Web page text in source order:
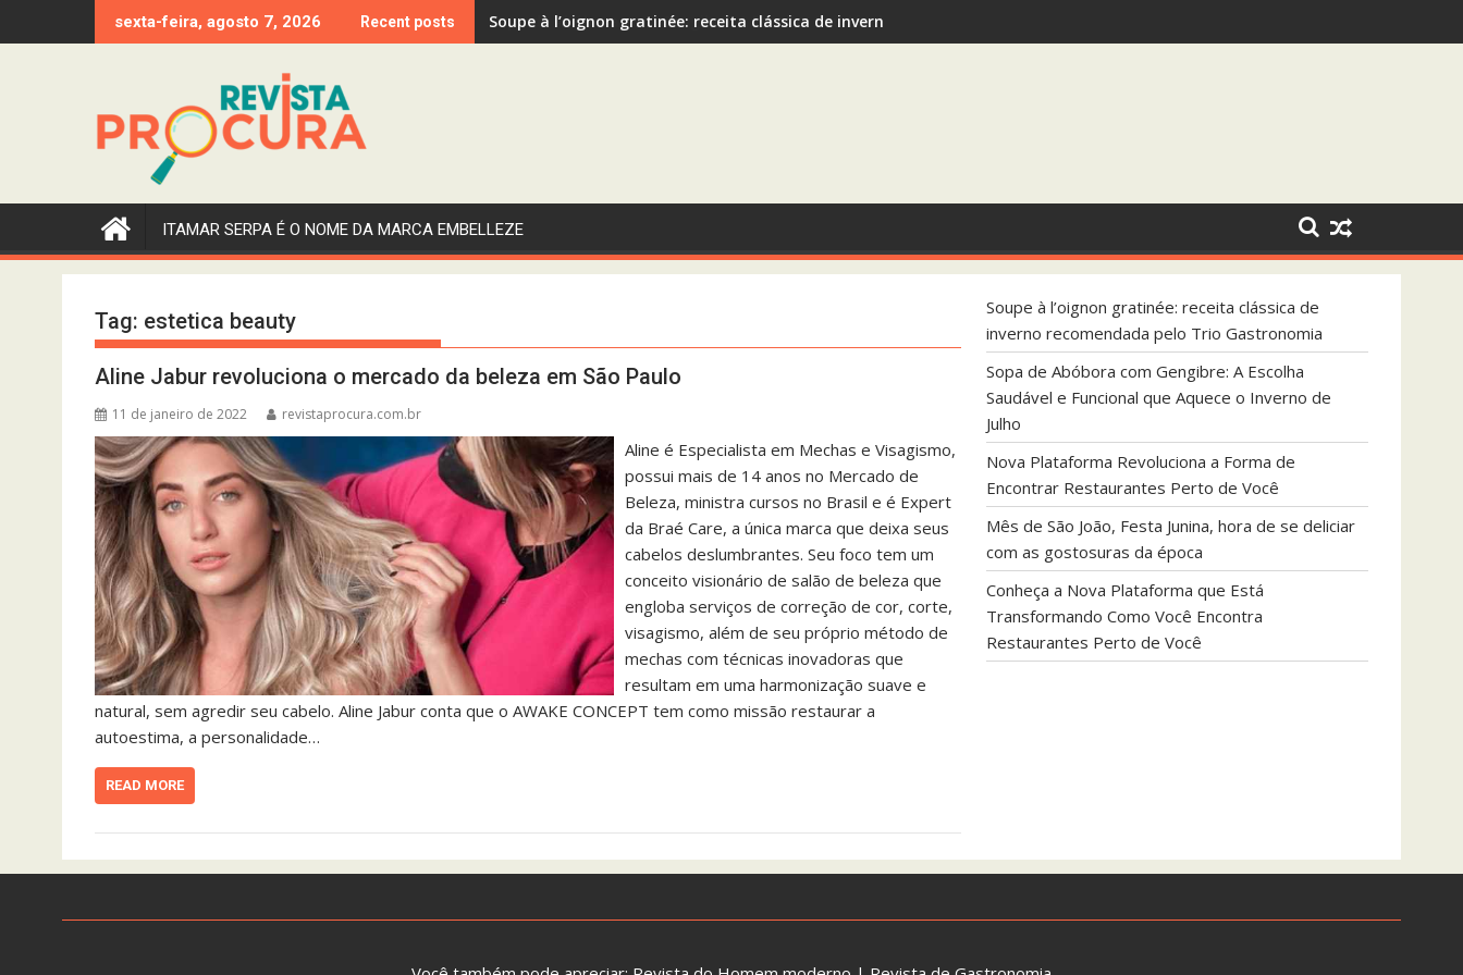
to
sexta-feira, agosto 7, 2026 Recent posts Soupe à l’oignon gratinée: receita clássica de inverno recomendada pelo Trio Gastronomia
Sopa de Abóbora com Gengibre: A Escolha Saudável e Funcional que Aquece o Inverno de Julho
ITAMAR SERPA É O NOME DA MARCA EMBELLEZE
Tag: estetica beauty
Aline Jabur revoluciona o mercado da beleza em São Paulo
11 de janeiro de 2022 revistaprocura.com.br
Aline é Especialista em Mechas e Visagismo,
possui mais de 14 anos no Mercado de
Beleza, ministra cursos no Brasil e é Expert
da Braé Care, a única marca que deixa seus
cabelos deslumbrantes. Seu foco tem um
conceito visionário de salão de beleza que
engloba serviços de correção de cor, corte,
visagismo, além de seu próprio método de
mechas com técnicas inovadoras que
resultam em uma harmonização suave e
natural, sem agredir seu cabelo. Aline Jabur conta que o AWAKE CONCEPT tem como missão restaurar a
autoestima, a personalidade…
READ MORE
Soupe à l’oignon gratinée: receita clássica de
inverno recomendada pelo Trio Gastronomia
Sopa de Abóbora com Gengibre: A Escolha
Saudável e Funcional que Aquece o Inverno de
Julho
Nova Plataforma Revoluciona a Forma de
Encontrar Restaurantes Perto de Você
Mês de São João, Festa Junina, hora de se deliciar
com as gostosuras da época
Conheça a Nova Plataforma que Está
Transformando Como Você Encontra
Restaurantes Perto de Você